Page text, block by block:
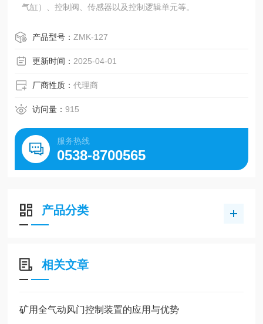
气缸）、控制阀、传感器以及控制逻辑单元等。
产品型号： ZMK-127
更新时间： 2025-04-01
厂商性质：代理商
访问量：915
服务热线
0538-8700565
产品分类
相关文章
矿用全气动风门控制装置的应用与优势